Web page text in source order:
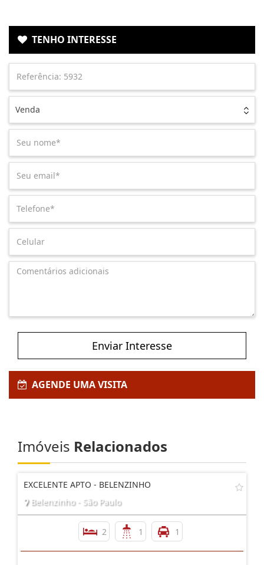
TENHO INTERESSE
Venda
Enviar Interesse
AGENDE UMA VISITA
Imóveis Relacionados
EXCELENTE APTO - BELENZINHO
Belenzinho - São Paulo
2 1 1